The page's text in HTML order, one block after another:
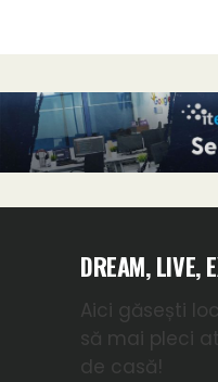
DREAM, LIVE,
Aici găsești
să mai pleci
de casă!